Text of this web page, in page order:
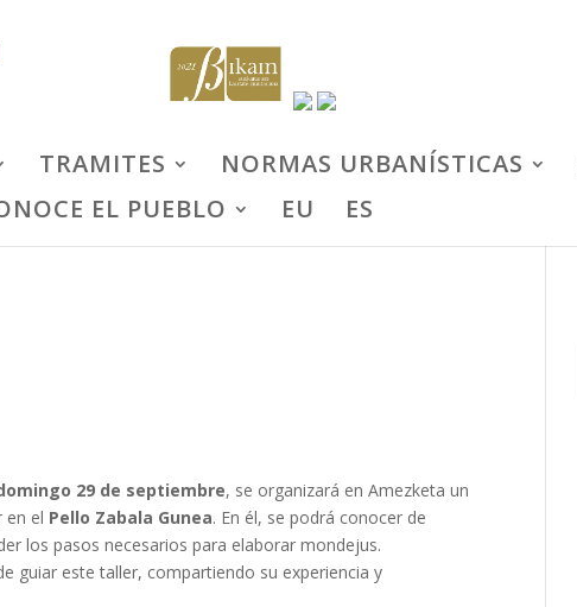
TRAMITES NORMAS URBANÍSTICAS
EL PUEBLO
EU ES
29 de septiembre, se organizará en Amezketa un
en el Pello Zabala Gunea. En él, se podrá conocer de
los pasos necesarios para elaborar mondejus.
guiar este taller, compartiendo su experiencia y